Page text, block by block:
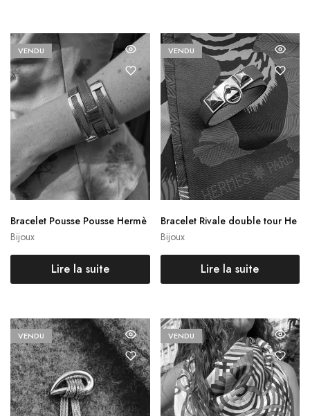
VENDU
Bijoux
Bracelet Pousse Pousse Hermè
s
Lire la suite
VENDU
Bijoux
Bracelet Rivale double tour He
rmès
Lire la suite
VENDU VENDU